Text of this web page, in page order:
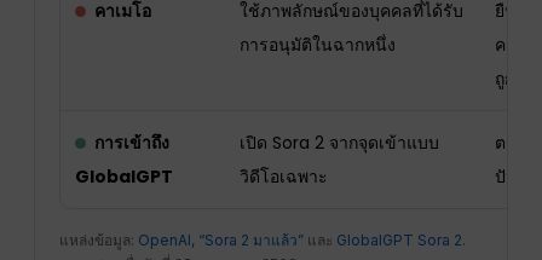
คาเมโอ
ใช้ภาพลักษณ์ของบุคคลที่ได้รับ
การอนุมัติในฉากหนึ่ง
ยืนยัน
ควบ
ถูกต้อ
การเข้าถึง
GlobalGPT
เปิด Sora 2 จากจุดเข้าแบบ
วิดีโอเฉพาะ
ตรวจ
ปัจจุบั
แหล่งข้อมูล: OpenAI, “Sora 2 มาแล้ว” และ GlobalGPT Sora 2.